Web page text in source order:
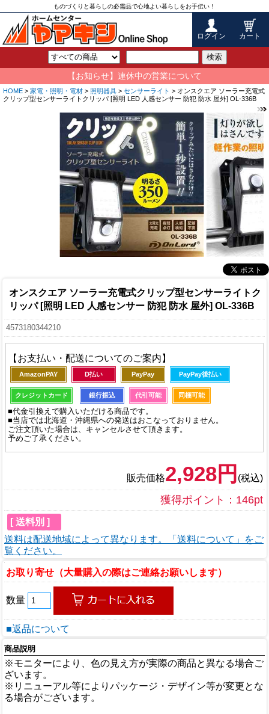
ものづくりと暮らしの必需品で心地よい暮らしをお手伝い！
ログイン カート
検索
【お知らせ】連休中の営業について
HOME > 家電・照明・電材 > 照明器具 > センサーライト > オンスクエア ソーラー充電式
クリップ型センサーライトクリッパ [照明 LED 人感センサー 防犯 防水 屋外] OL-336B
オンスクエア ソーラー充電式クリップ型センサーライトク
リッパ [照明 LED 人感センサー 防犯 防水 屋外] OL-336B
4573180344210
【お支払い・配送についてのご案内】
AmazonPAY D払い PayPay PayPay後払い
クレジットカード 銀行振込 代引可能 同梱可能
■代金引換えで購入いただける商品です。
■当店では北海道・沖縄県への発送はおこなっておりません。
ご注文頂いた場合は、キャンセルさせて頂きます。
予めご了承ください。
販売価格2,928円 (税込)
獲得ポイント：146pt
[ 送料別 ]
送料は配送地域によって異なります。「送料について」をご
覧ください。
お取り寄せ（大量購入の際はご連絡お願いします）
数量
■返品について
商品説明
※モニターにより、色の見え方が実際の商品と異なる場合ご
ざいます。
※リニューアル等によりパッケージ・デザイン等が変更とな
る場合がございます。